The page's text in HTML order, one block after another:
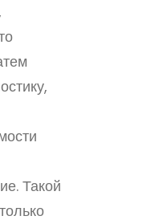
Такой